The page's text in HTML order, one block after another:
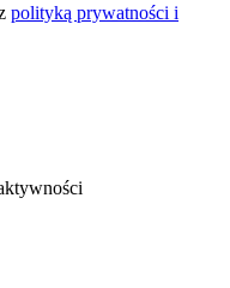
polityką prywatności i